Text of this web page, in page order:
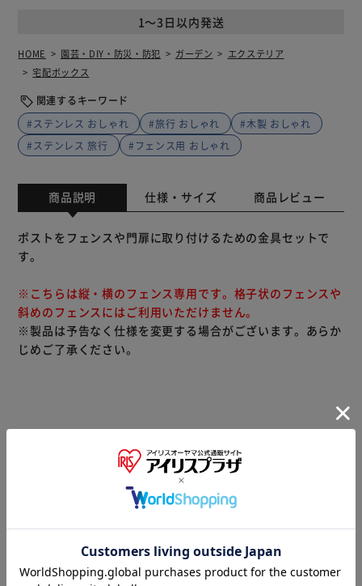
1～3日以内発送
HOME 園芸・DIY・防災・防犯 ガーデン
エクステリア
宅配ボックス
関連するキーワード
#ステンレス おしゃれ
#旅行 おしゃれ
#木製 おしゃれ
#ステンレス 旅行
#フェンス用 おしゃれ
商品説明 仕様・サイズ 商品レビュー
ポストをフェンスや門扉に取り付けるための金具セットで
す。
※こちらは縦・横のフェンス専用です。格子状のフェンスや
斜めのフェンスにはご利用いただけません。
※製品は予告なく仕様を変更する場合がございます。あらか
じめご了承ください。
数量限定商品はご注文が完了しても完売になる場合がござい
ます。ご注文をいただいた後にお断りさせていただく場合が
ございますのでなにとぞご了承ください。
商品情報